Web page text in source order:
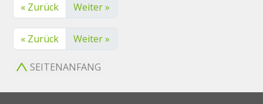
« Zurück Weiter »
« Zurück Weiter »
SEITENANFANG